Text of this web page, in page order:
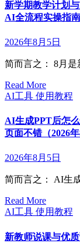
新学期教学计划
AI全流程实操指南
2026年8月5日
简而言之： 8月
Read More
AI工具 使用教程
AI生成PPT后怎
页面不错（2026年
2026年8月5日
简而言之： AI
Read More
AI工具 使用教程
新教师说课与优